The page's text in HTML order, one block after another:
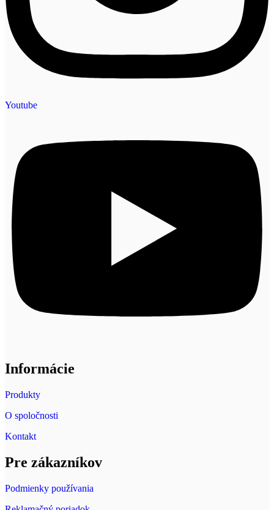
Youtube
Informácie
Produkty
O spoločnosti
Kontakt
Pre zákazníkov
Podmienky používania